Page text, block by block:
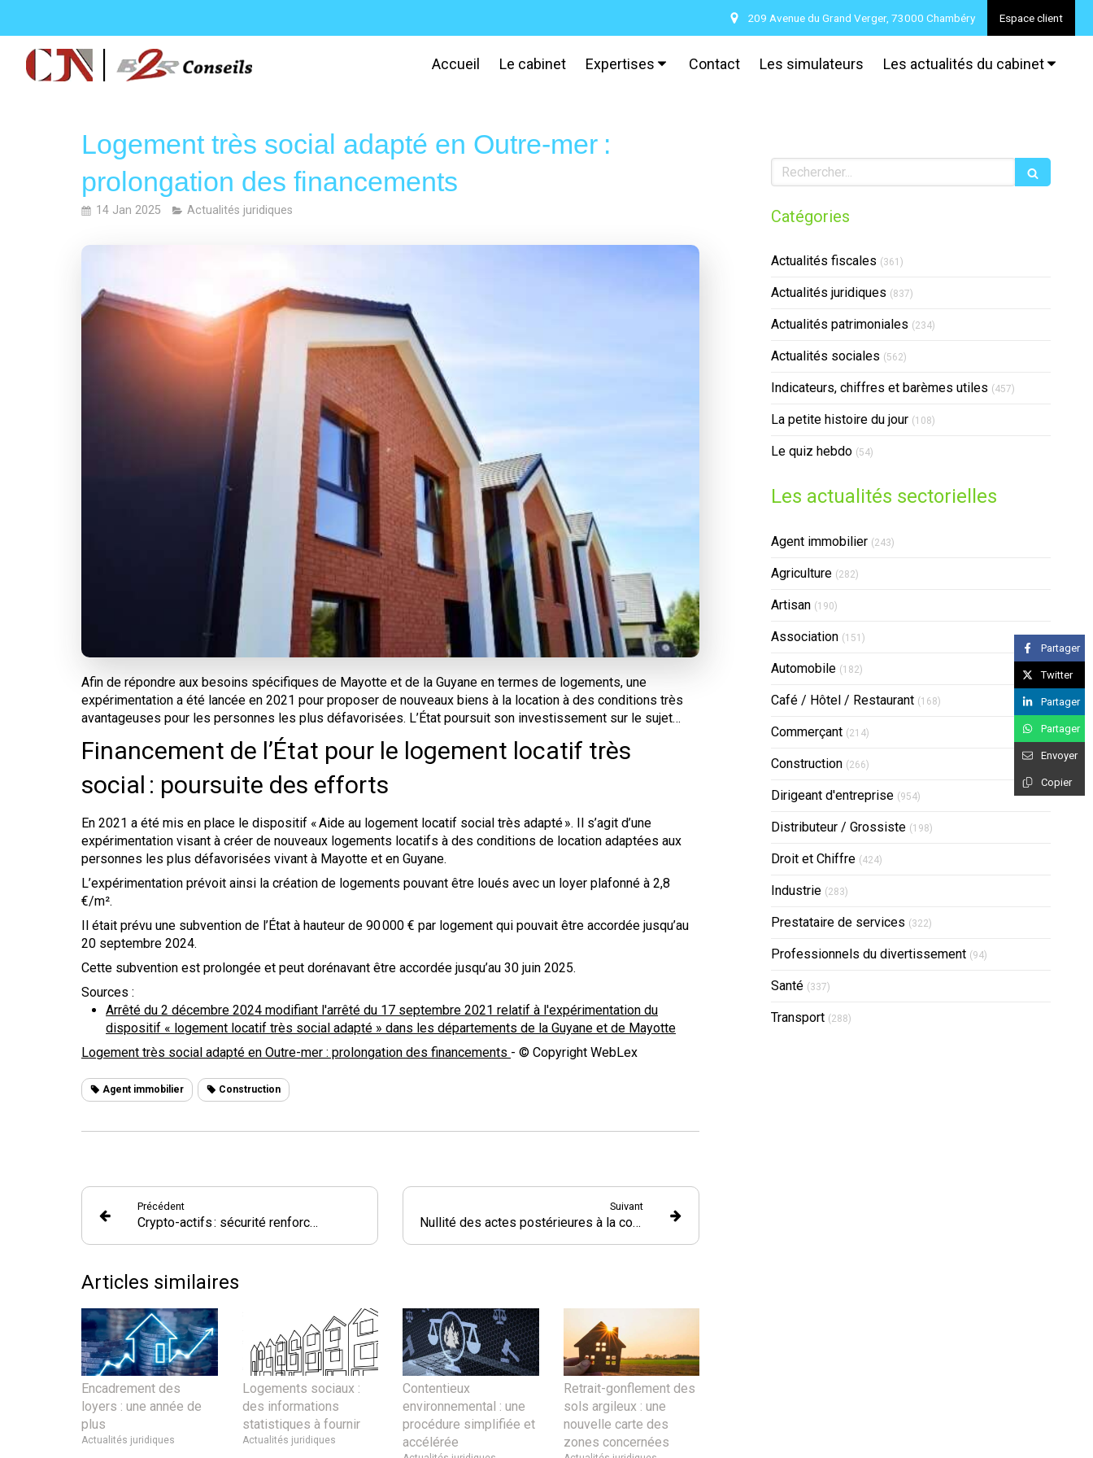
Espace client
209 Avenue du Grand Verger, 73000 Chambéry
Accueil Le cabinet Expertises Contact Les simulateurs Les actualités du cabinet
Logement très social adapté en Outre-mer :
prolongation des financements
14 Jan 2025 Actualités juridiques
Afin de répondre aux besoins spécifiques de Mayotte et de la Guyane en termes de logements, une
expérimentation a été lancée en 2021 pour proposer de nouveaux biens à la location à des conditions très
avantageuses pour les personnes les plus défavorisées. L’État poursuit son investissement sur le sujet…
Financement de l’État pour le logement locatif très
social : poursuite des efforts
En 2021 a été mis en place le dispositif « Aide au logement locatif social très adapté ». Il s’agit d’une
expérimentation visant à créer de nouveaux logements locatifs à des conditions de location adaptées aux
personnes les plus défavorisées vivant à Mayotte et en Guyane.
L’expérimentation prévoit ainsi la création de logements pouvant être loués avec un loyer plafonné à 2,8
€/m².
Il était prévu une subvention de l’État à hauteur de 90 000 € par logement qui pouvait être accordée jusqu’au
20 septembre 2024.
Cette subvention est prolongée et peut dorénavant être accordée jusqu’au 30 juin 2025.
Sources :
Arrêté du 2 décembre 2024 modifiant l'arrêté du 17 septembre 2021 relatif à l'expérimentation du
dispositif « logement locatif très social adapté » dans les départements de la Guyane et de Mayotte
Logement très social adapté en Outre-mer : prolongation des financements - © Copyright WebLex
Agent immobilier Construction
Précédent
Crypto-actifs : sécurité renforcée
Suivant
Nullité des actes postérieures à la constitution d’une société : quelle prescription ?
Articles similaires
Encadrement des
loyers : une année de
plus
Actualités juridiques
Logements sociaux :
des informations
statistiques à fournir
Actualités juridiques
Contentieux
environnemental : une
procédure simplifiée et
accélérée
Retrait-gonflement des
sols argileux : une
nouvelle carte des
zones concernées
Partager
Twitter
Partager
Partager
Envoyer
Copier
Rechercher
Catégories
Actualités fiscales (361)
Actualités juridiques (837)
Actualités patrimoniales (234)
Actualités sociales (562)
Indicateurs, chiffres et barèmes utiles (457)
La petite histoire du jour (108)
Le quiz hebdo (54)
Les actualités sectorielles
Agent immobilier (243)
Agriculture (282)
Artisan (190)
Association (151)
Automobile (182)
Café / Hôtel / Restaurant (168)
Commerçant (214)
Construction (266)
Dirigeant d'entreprise (954)
Distributeur / Grossiste (198)
Droit et Chiffre (424)
Industrie (283)
Prestataire de services (322)
Professionnels du divertissement (94)
Santé (337)
Transport (288)